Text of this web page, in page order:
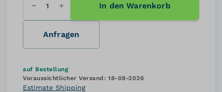
Menge In den Warenkorb
Anfragen
auf Bestellung
Voraussichtlicher Versand: 18-08-2026
Estimate Shipping